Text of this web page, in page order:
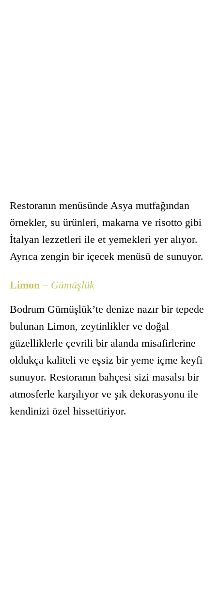
Restoranın menüsünde Asya mutfağından
örnekler, su ürünleri, makarna ve risotto gibi
İtalyan lezzetleri ile et yemekleri yer alıyor.
Ayrıca zengin bir içecek menüsü de sunuyor.
Limon– Gümüşlük
Bodrum Gümüşlük’te denize nazır bir tepede
bulunan Limon, zeytinlikler ve doğal
güzelliklerle çevrili bir alanda misafirlerine
oldukça kaliteli ve eşsiz bir yeme içme keyfi
sunuyor. Restoranın bahçesi sizi masalsı bir
atmosferle karşılıyor ve şık dekorasyonu ile
kendinizi özel hissettiriyor.